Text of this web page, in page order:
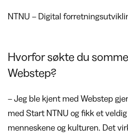
NTNU – Digital
Hvorfor søkte du
Webstep?
– Jeg ble kjent med Webstep
med Start NTNU og fikk et
menneskene og kulturen. Det